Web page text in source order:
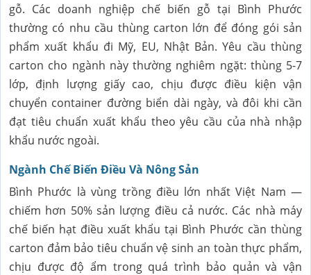
gỗ. Các doanh nghiệp chế biến gỗ tại Bình Phước
thường có nhu cầu thùng carton lớn để đóng gói sản
phẩm xuất khẩu đi Mỹ, EU, Nhật Bản. Yêu cầu thùng
carton cho ngành này thường nghiêm ngặt: thùng 5-7
lớp, định lượng giấy cao, chịu được điều kiện vận
chuyển container đường biển dài ngày, và đôi khi cần
đạt tiêu chuẩn xuất khẩu theo yêu cầu của nhà nhập
khẩu nước ngoài.
Ngành Chế Biến Điều Và Nông Sản
Bình Phước là vùng trồng điều lớn nhất Việt Nam —
chiếm hơn 50% sản lượng điều cả nước. Các nhà máy
chế biến hạt điều xuất khẩu tại Bình Phước cần thùng
carton đảm bảo tiêu chuẩn vệ sinh an toàn thực phẩm,
chịu được độ ẩm trong quá trình bảo quản và vận